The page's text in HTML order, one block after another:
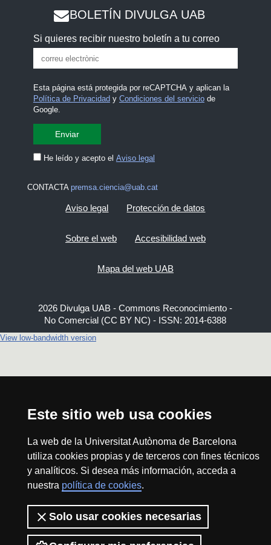
Este sitio web usa cookies
La web de la Universitat Autònoma de Barcelona
utiliza cookies propias y de terceros con fines técnicos
y analíticos. Si desea más información, acceda a
nuestra política de cookies.
Solo usar cookies necesarias
BOLETÍN DIVULGA UAB
Si quieres recibir nuestro boletín a tu correo
Esta página está protegida por reCAPTCHA y aplican la
Política de Privacidad y Condiciones del serviciode
Google.
He leído y acepto el Aviso legal
CONTACTA premsa.ciencia@uab.cat
Aviso legal Protección de datos
Sobre el web Accesibilidad web
Mapa del web UAB
2026 Divulga UAB - Commons Reconocimiento -
No Comercial (CC BY NC) - ISSN: 2014-6388
View low-bandwidth version